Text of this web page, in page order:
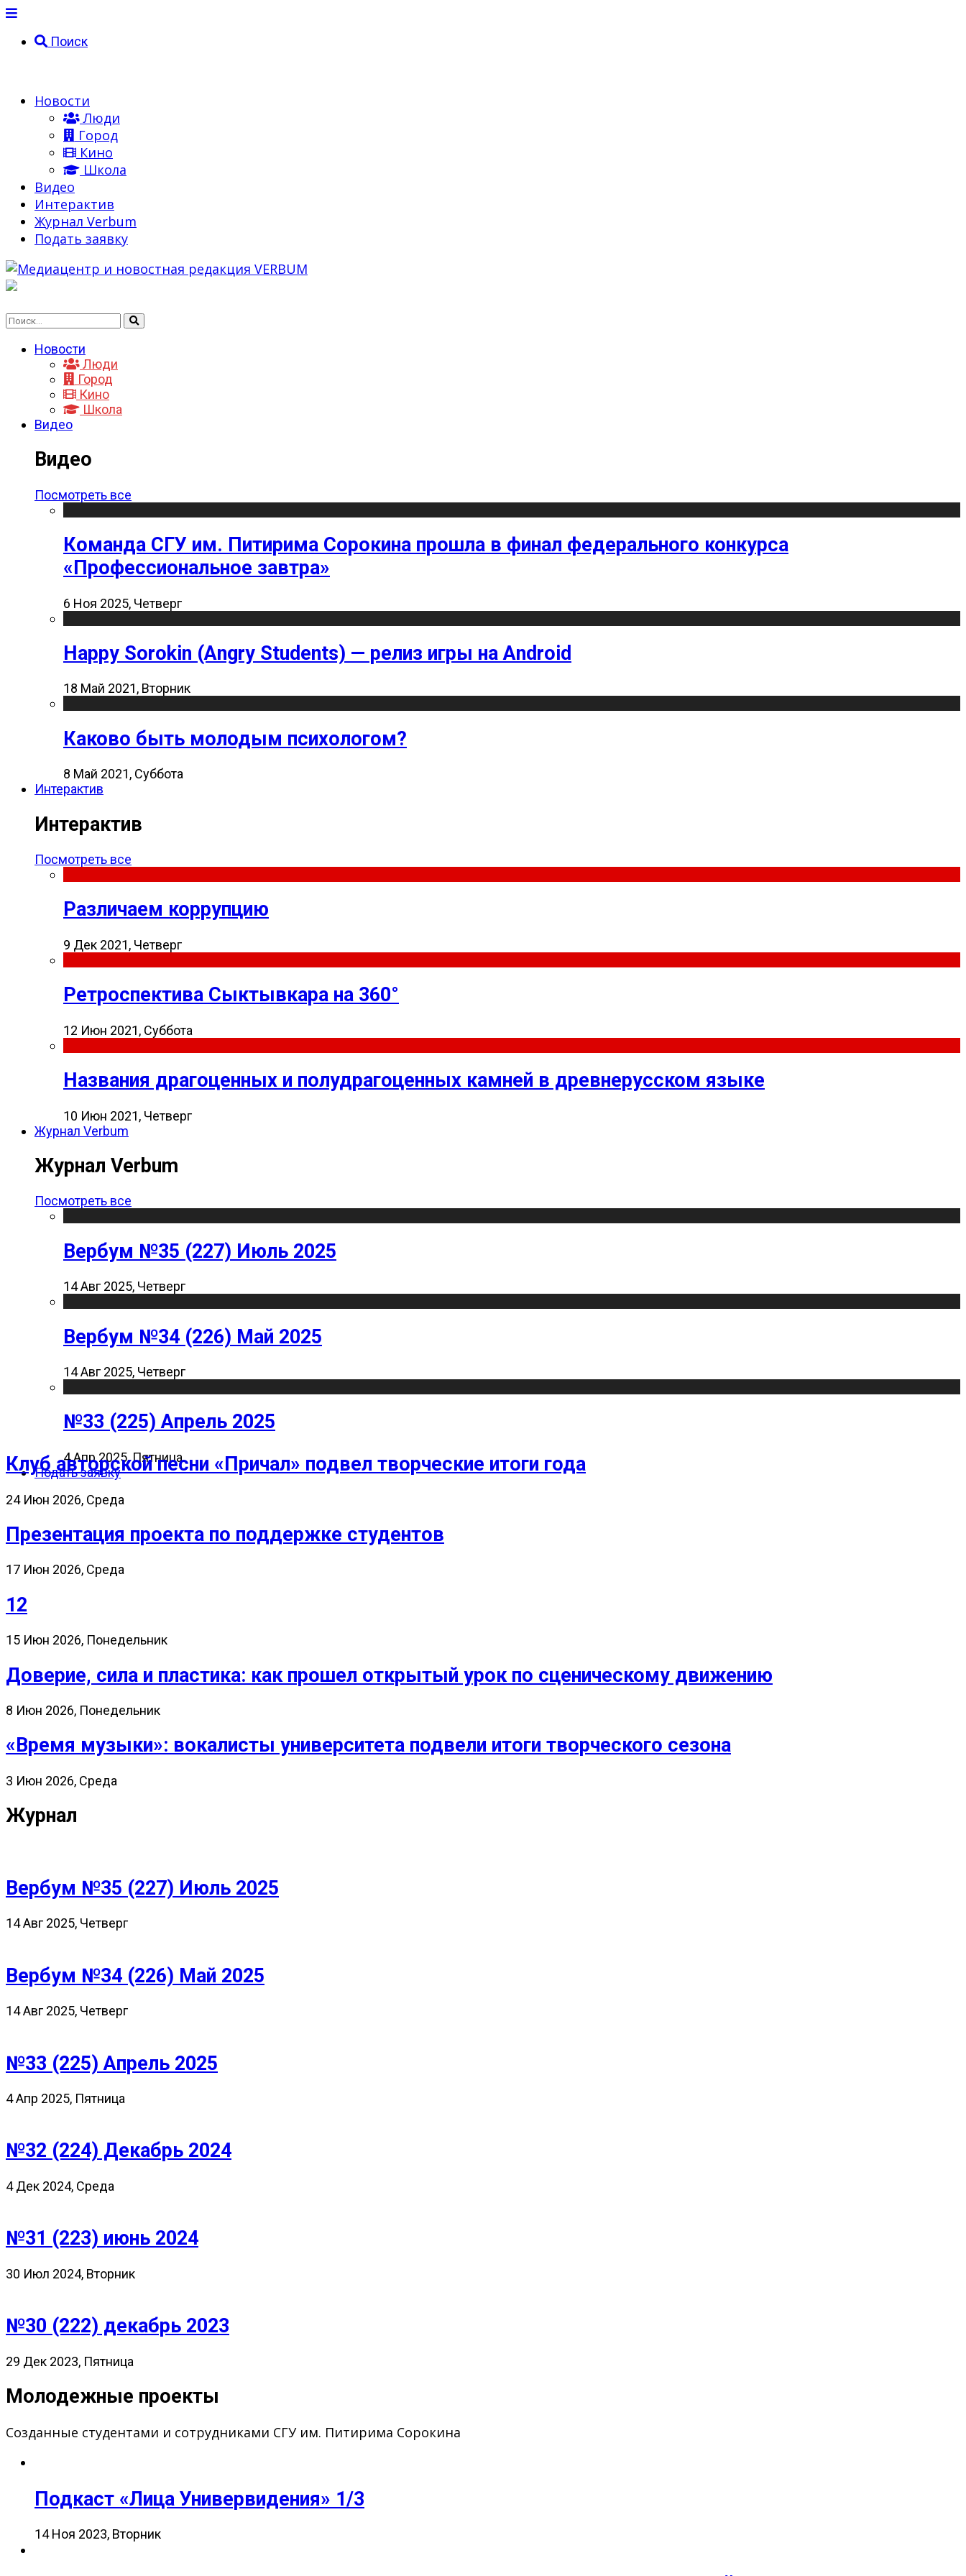
Поиск
Новости
Люди
Город
Кино
Школа
Видео
Интерактив
Журнал Verbum
Подать заявку
Новости
Люди
Город
Кино
Школа
Видео
Видео
Посмотреть все
Команда СГУ им. Питирима Сорокина прошла в финал федерального конкурса
«Профессиональное завтра»
6 Ноя 2025, Четверг
Happy Sorokin (Angry Students) — релиз игры на Android
18 Май 2021, Вторник
Каково быть молодым психологом?
8 Май 2021, Суббота
Интерактив
Интерактив
Посмотреть все
Различаем коррупцию
9 Дек 2021, Четверг
Ретроспектива Сыктывкара на 360°
12 Июн 2021, Суббота
Названия драгоценных и полудрагоценных камней в древнерусском языке
10 Июн 2021, Четверг
Журнал Verbum
Журнал Verbum
Посмотреть все
Вербум №35 (227) Июль 2025
14 Авг 2025, Четверг
Вербум №34 (226) Май 2025
14 Авг 2025, Четверг
№33 (225) Апрель 2025
4 Апр 2025, Пятница
Подать заявку
Клуб авторской песни «Причал» подвел творческие итоги года
24 Июн 2026, Среда
Презентация проекта по поддержке студентов
17 Июн 2026, Среда
12
15 Июн 2026, Понедельник
Доверие, сила и пластика: как прошел открытый урок по сценическому движению
8 Июн 2026, Понедельник
«Время музыки»: вокалисты университета подвели итоги творческого сезона
3 Июн 2026, Среда
Журнал
Вербум №35 (227) Июль 2025
14 Авг 2025, Четверг
Вербум №34 (226) Май 2025
14 Авг 2025, Четверг
№33 (225) Апрель 2025
4 Апр 2025, Пятница
№32 (224) Декабрь 2024
4 Дек 2024, Среда
№31 (223) июнь 2024
30 Июл 2024, Вторник
№30 (222) декабрь 2023
29 Дек 2023, Пятница
Молодежные проекты
Созданные студентами и сотрудниками СГУ им. Питирима Сорокина
Подкаст «Лица Универвидения» 1/3
14 Ноя 2023, Вторник